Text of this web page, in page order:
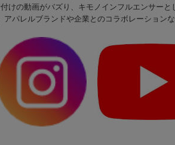
けの動画がバズり、キモノインフルエンサー
アパレルブランドや企業とのコラボレーション